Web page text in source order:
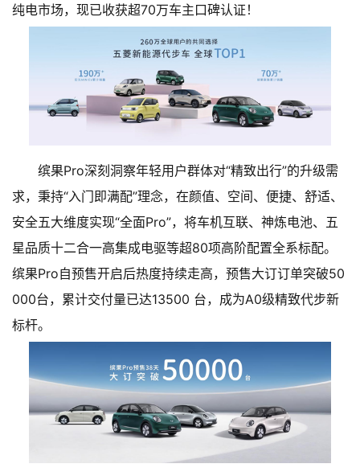
纯电市场，现已收获超70万车主口碑认证！
缤果Pro深刻洞察年轻用户群体对“精致出行”的升级需
求，秉持“入门即满配”理念，在颜值、空间、便捷、舒适、
安全五大维度实现“全面Pro”，将车机互联、神炼电池、五
星品质十二合一高集成电驱等超80项高阶配置全系标配。
缤果Pro自预售开启后热度持续走高，预售大订订单突破50
000台，累计交付量已达13500 台，成为A0级精致代步新
标杆。